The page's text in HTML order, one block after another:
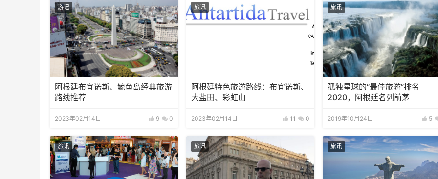
游记
阿根廷布宜诺斯、鲸鱼岛经典旅游
路线推荐
2023年02月14日 9 0
旅讯
阿根廷特色旅游路线：布宜诺斯、
大盐田、彩虹山
2023年02月14日 11 0
旅讯
孤独星球的“最佳旅游”排名
2020，阿根廷名列前茅
2019年10月24日 5
旅讯 旅讯 旅讯